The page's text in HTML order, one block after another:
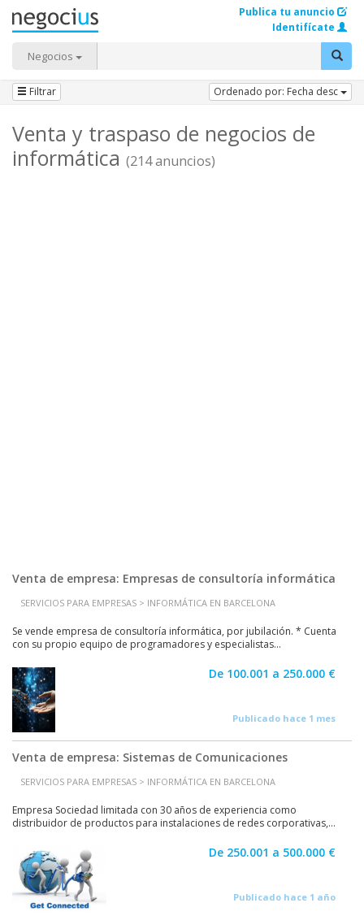
Negocios
Publica tu anuncio
Identifícate
Filtrar Ordenado por: Fecha desc
Venta y traspaso de negocios de
informática (214 anuncios)
Venta de empresa: Empresas de consultoría informática
SERVICIOS PARA EMPRESAS > INFORMÁTICA EN BARCELONA
Se vende empresa de consultoría informática, por jubilación. * Cuenta
con su propio equipo de programadores y especialistas...
De 100.001 a 250.000 €
Publicado hace 1 mes
Venta de empresa: Sistemas de Comunicaciones
SERVICIOS PARA EMPRESAS > INFORMÁTICA EN BARCELONA
Empresa Sociedad limitada con 30 años de experiencia como
distribuidor de productos para instalaciones de redes corporativas,...
De 250.001 a 500.000 €
Publicado hace 1 año